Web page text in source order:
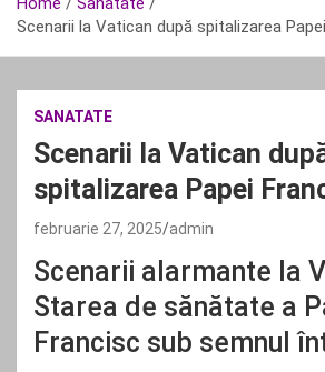
Scenarii la Vatican după spitalizarea
SANATATE
Scenarii la Vatican
spitalizarea Papei
februarie 27, 2025 admin
Scenarii alarmante la
Starea de sănătate a
Francisc sub semnul